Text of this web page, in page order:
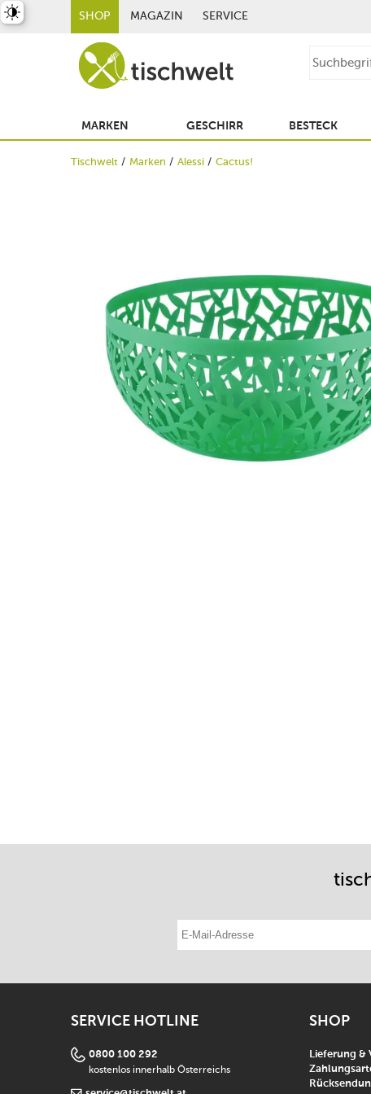
SHOP MAGAZIN SERVICE
MARKEN GESCHIRR BESTECK
Tischwelt Marken Alessi Cactus!
E-Mail-Adresse eintragen
SERVICE HOTLINE
0800 100 292
kostenlos innerhalb Österreichs
SHOP
Lieferung &
umschalten